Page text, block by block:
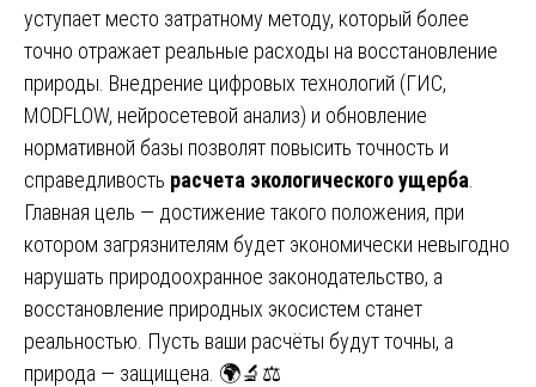
уступает место затратному методу, который более
точно отражает реальные расходы на восстановление
природы. Внедрение цифровых технологий (ГИС,
MODFLOW, нейросетевой анализ) и обновление
нормативной базы позволят повысить точность и
справедливость расчета экологического ущерба
Главная цель — достижение такого положения, при
котором загрязнителям будет экономически невыгодно
нарушать природоохранное законодательство, а
восстановление природных экосистем станет
реальностью. Пусть ваши расчёты будут точны, а
природа — защищена. 🌍🔬⚖️